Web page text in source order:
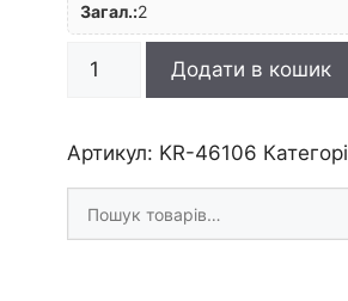
Загал.:2
ЗНЯТІ
ВА,
Hobby
Додати в кошик
Артикул: KR-46106
Шукати
товари